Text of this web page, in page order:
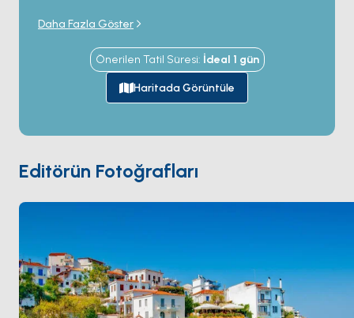
kilometrekarelik ada yaklaşık 60 plaj barındırıyor —
Ege'deki kilometrekare başına en yüksek yoğunluk —
en çok fotoğraflananlarıKoukounaries'te (güney
kıyısında bir çam ormanının arkasında 1 kilometrelik
ince kum hilali) veLalaria'da (kuzey kıyısında 200
alıyor; çalışan liman (ziyaretçi yat bağlantı noktaları)
ve küçük Bourtziadacığı — şimdi kasabaya yürüyüş
yoluyla bağlı Venedik dönemi tahkimli karakol.
SkiathosSkopelos
Mayıs ile Ekimarası açık.
Daha Fazla Göster
Önerilen Tatil Süresi: İdeal 1 gün
Haritada Görüntüle
Editörün Fotoğrafları